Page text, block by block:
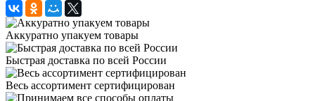
Аккуратно упакуем товары
Быстрая доставка по всей России
Весь ассортимент сертифицирован